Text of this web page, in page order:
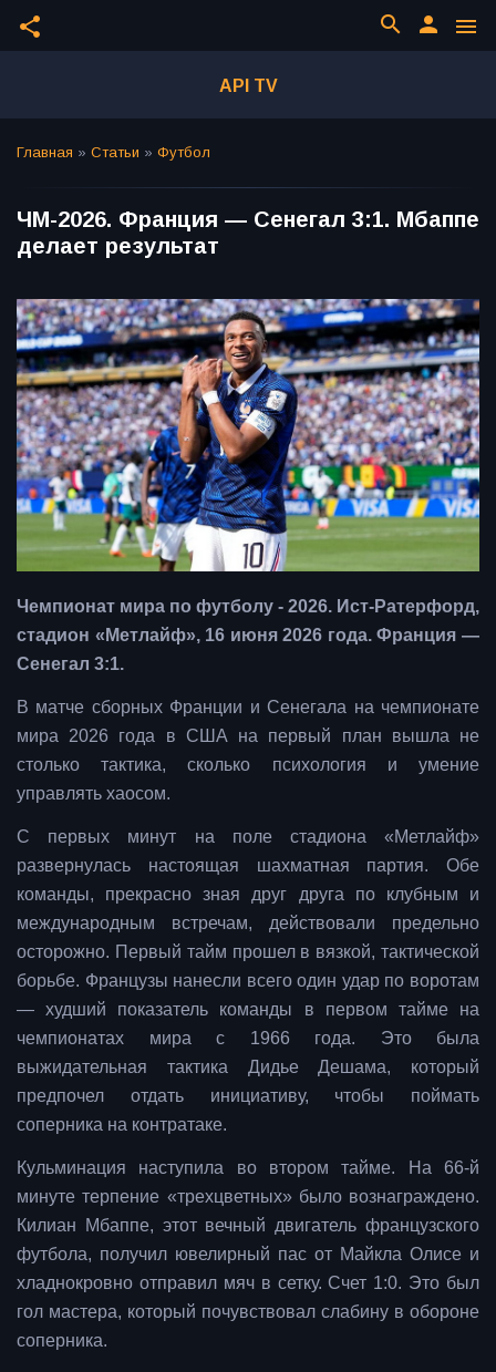
share menu
person
search
API TV
Главная » Статьи » Футбол
ЧМ-2026. Франция — Сенегал 3:1. Мбаппе
делает результат
Чемпионат мира по футболу - 2026. Ист-Ратерфорд,
стадион «Метлайф», 16 июня 2026 года. Франция —
Сенегал 3:1.
В матче сборных Франции и Сенегала на чемпионате
мира 2026 года в США на первый план вышла не
столько тактика, сколько психология и умение
управлять хаосом.
С первых минут на поле стадиона «Метлайф»
развернулась настоящая шахматная партия. Обе
команды, прекрасно зная друг друга по клубным и
международным встречам, действовали предельно
осторожно. Первый тайм прошел в вязкой, тактической
борьбе. Французы нанесли всего один удар по воротам
— худший показатель команды в первом тайме на
чемпионатах мира с 1966 года. Это была
выжидательная тактика Дидье Дешама, который
предпочел отдать инициативу, чтобы поймать
соперника на контратаке.
Кульминация наступила во втором тайме. На 66-й
минуте терпение «трехцветных» было вознаграждено.
Килиан Мбаппе, этот вечный двигатель французского
футбола, получил ювелирный пас от Майкла Олисе и
хладнокровно отправил мяч в сетку. Счет 1:0. Это был
гол мастера, который почувствовал слабину в обороне
соперника.